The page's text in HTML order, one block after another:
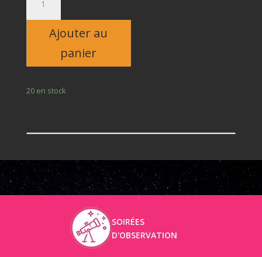
Adulte
Ajouter au
panier
20 en stock
SOIRÉES
D'OBSERVATION